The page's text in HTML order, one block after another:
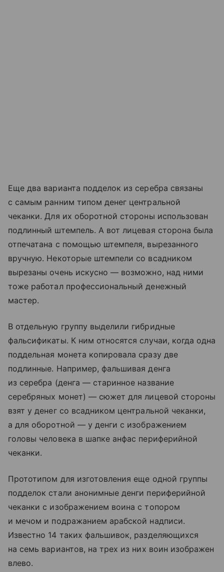
Еще два варианта подделок из серебра связаны
с самым ранним типом денег центральной
чеканки. Для их оборотной стороны использован
подлинный штемпель. А вот лицевая сторона была
отпечатана с помощью штемпеля, вырезанного
вручную. Некоторые штемпели со всадником
вырезаны очень искусно — возможно, над ними
тоже работал профессиональный денежный
мастер.
В отдельную группу выделили гибридные
фальсификаты. К ним относятся случаи, когда одна
поддельная монета копировала сразу две
подлинные. Например, фальшивая денга
из серебра (денга — старинное название
серебряных монет) — сюжет для лицевой стороны
взят у денег со всадником центральной чеканки,
а для оборотной — у денги с изображением
головы человека в шапке анфас периферийной
чеканки.
Прототипом для изготовления еще одной группы
подделок стали анонимные денги периферийной
чеканки с изображением воина с топором
и мечом и подражанием арабской надписи.
Известно 14 таких фальшивок, разделяющихся
на семь вариантов, на трех из них воин изображен
влево.